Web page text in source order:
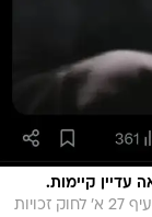
עדיין קיימות.
תיעוד ברשתות חברתיות לפי סעיף 27 א' לחוק זכויות